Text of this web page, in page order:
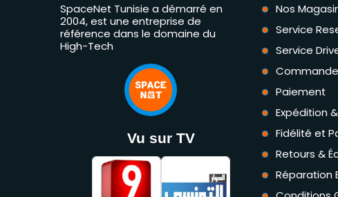
SpaceNet Tunisie a démarré en
2004, est une entreprise de
référence dans le domaine du
High-Tech
Vu sur TV
Nos
Service
Service
Commande
Paiement
Expédition
Fidélité et
Retours &
Réparation